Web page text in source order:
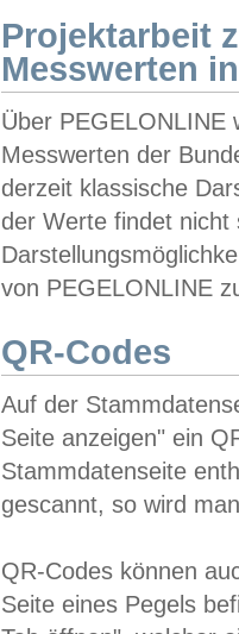
Projektarbeit
Messwerten
Über PEGELONLINE
Messwerten der
derzeit klassische
der Werte findet
von PEGELONLINE
QR-Codes
Auf der
Seite anzeigen" ein
Stammdatenseite
gescannt, so wird
QR-Codes können
Seite eines Pegels